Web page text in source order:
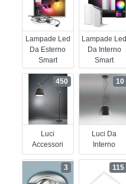
Lampade Led
Da Esterno
Smart
Lampade Led
Da Interno
Smart
Luci
Accessori
450
Luci Da
Interno
10
3 115